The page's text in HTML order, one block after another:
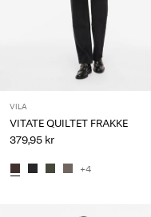
VILA
VITATE QUILTET FRAKKE
379,95 kr
+4